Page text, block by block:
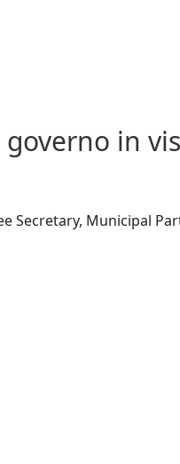
in
Secretary, Municipal